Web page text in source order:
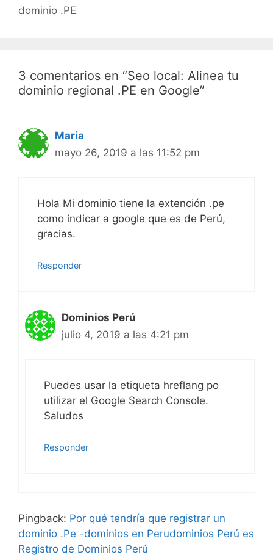
dominio .PE
3 comentarios en “Seo local: Alinea tu
dominio regional .PE en Google”
Maria
mayo 26, 2019 a las 11:52 pm
Hola Mi dominio tiene la extención .pe
como indicar a google que es de Perú,
gracias.
Responder
Dominios Perú
julio 4, 2019 a las 4:21 pm
Puedes usar la etiqueta hreflang po
utilizar el Google Search Console.
Saludos
Responder
Pingback: Por qué tendría que registrar un
dominio .Pe -dominios en Perudominios Perú es
Registro de Dominios Perú